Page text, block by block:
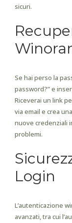
sicuri.
Se hai perso la
password?” e
Riceverai un link
via email e crea
nuove credenziali
problemi.
Login
L’autenticazione
avanzati, tra cui